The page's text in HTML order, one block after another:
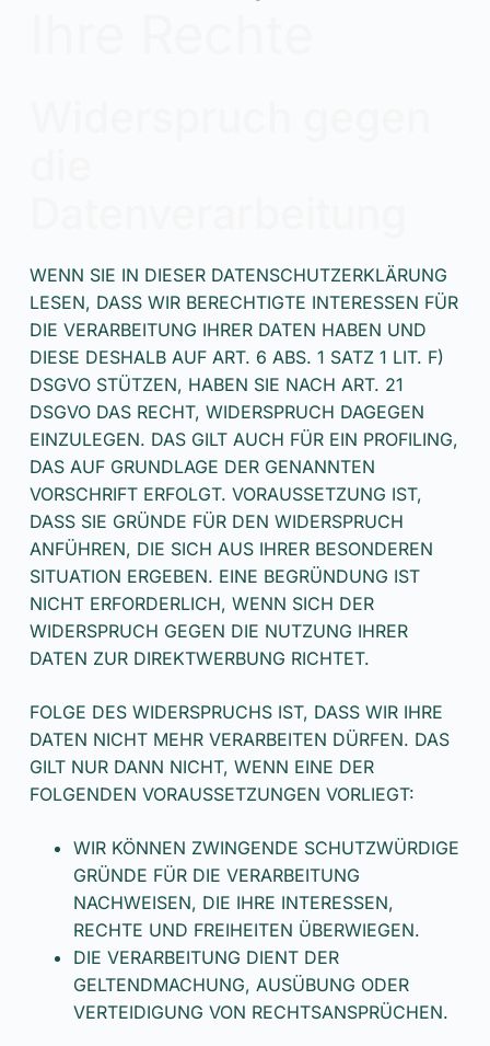
WENN SIE IN DIESER DATENSCHUTZERKLÄRUNG
LESEN, DASS WIR BERECHTIGTE INTERESSEN FÜR
DIE VERARBEITUNG IHRER DATEN HABEN UND
DIESE DESHALB AUF ART. 6 ABS. 1 SATZ 1 LIT. F)
DSGVO STÜTZEN, HABEN SIE NACH ART. 21
DSGVO DAS RECHT, WIDERSPRUCH DAGEGEN
EINZULEGEN. DAS GILT AUCH FÜR EIN PROFILING,
DAS AUF GRUNDLAGE DER GENANNTEN
VORSCHRIFT ERFOLGT. VORAUSSETZUNG IST,
DASS SIE GRÜNDE FÜR DEN WIDERSPRUCH
ANFÜHREN, DIE SICH AUS IHRER BESONDEREN
SITUATION ERGEBEN. EINE BEGRÜNDUNG IST
NICHT ERFORDERLICH, WENN SICH DER
WIDERSPRUCH GEGEN DIE NUTZUNG IHRER
DATEN ZUR DIREKTWERBUNG RICHTET.
FOLGE DES WIDERSPRUCHS IST, DASS WIR IHRE
DATEN NICHT MEHR VERARBEITEN DÜRFEN. DAS
GILT NUR DANN NICHT, WENN EINE DER
FOLGENDEN VORAUSSETZUNGEN VORLIEGT:
WIR KÖNNEN ZWINGENDE SCHUTZWÜRDIGE
GRÜNDE FÜR DIE VERARBEITUNG
NACHWEISEN, DIE IHRE INTERESSEN,
RECHTE UND FREIHEITEN ÜBERWIEGEN.
DIE VERARBEITUNG DIENT DER
GELTENDMACHUNG, AUSÜBUNG ODER
VERTEIDIGUNG VON RECHTSANSPRÜCHEN.